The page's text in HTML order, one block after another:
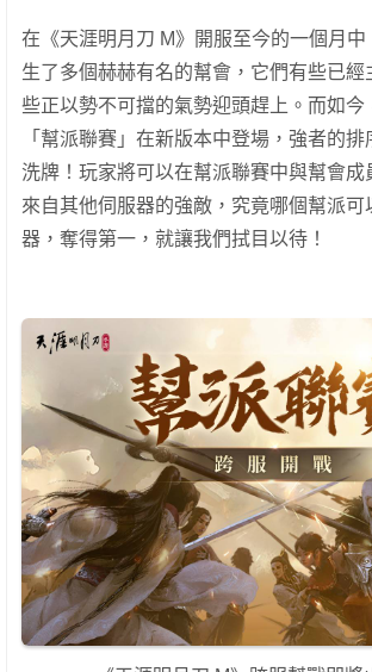
在《天涯明月刀 M》開服至今的一個月
生了多個赫赫有名的幫會，它們有些已經
些正以勢不可擋的氣勢迎頭趕上。而如今
「幫派聯賽」在新版本中登場，強者的
洗牌！玩家將可以在幫派聯賽中與幫會成
來自其他伺服器的強敵，究竟哪個幫派可
器，奪得第一，就讓我們拭目以待！